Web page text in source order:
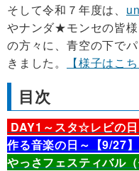
そして令和７年度は、
やナンダ★モンセの皆様
の方々に、青空の下で
きました。
【様子はこ
目次
DAY1～スタ☆レビの日
作る音楽の日～【9/27】
やっさフェスティバル